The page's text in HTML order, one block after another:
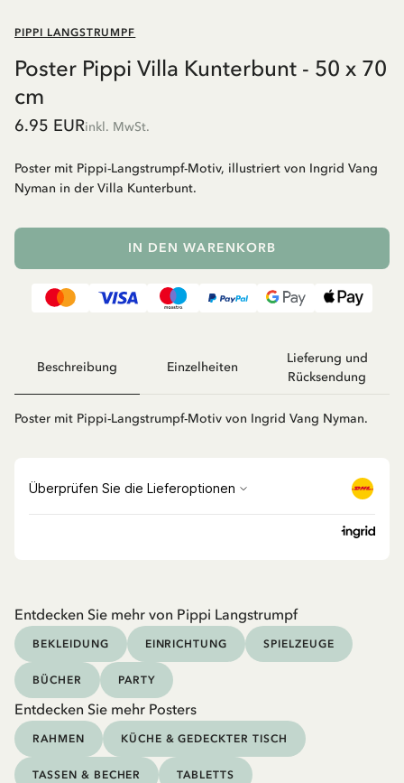
PIPPI LANGSTRUMPF
Poster Pippi Villa Kunterbunt - 50 x 70
cm
6.95 EURinkl. MwSt.
Poster mit Pippi-Langstrumpf-Motiv, illustriert von Ingrid Vang
Nyman in der Villa Kunterbunt.
IN DEN WARENKORB
Beschreibung Einzelheiten
Lieferung und
Rücksendung
Poster mit Pippi-Langstrumpf-Motiv von Ingrid Vang Nyman.
Entdecken Sie mehr von Pippi Langstrumpf
BEKLEIDUNG EINRICHTUNG SPIELZEUGE
BÜCHER PARTY
Entdecken Sie mehr Posters
RAHMEN KÜCHE & GEDECKTER TISCH
TASSEN & BECHER TABLETTS